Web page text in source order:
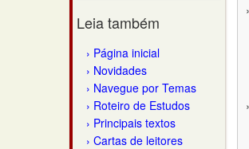
Leia também
Página inicial
Novidades
Navegue por Temas
Roteiro de Estudos
Principais textos
Cartas de leitores